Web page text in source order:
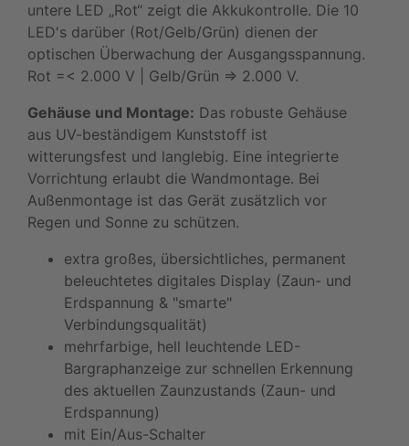
untere LED „Rot“ zeigt die Akkukontrolle. Die 10
LED's darüber (Rot/Gelb/Grün) dienen der
optischen Überwachung der Ausgangsspannung.
Rot =< 2.000 V | Gelb/Grün => 2.000 V.
Gehäuse und Montage: Das robuste Gehäuse
aus UV-beständigem Kunststoff ist
witterungsfest und langlebig. Eine integrierte
Vorrichtung erlaubt die Wandmontage. Bei
Außenmontage ist das Gerät zusätzlich vor
Regen und Sonne zu schützen.
extra großes, übersichtliches, permanent
beleuchtetes digitales Display (Zaun- und
Erdspannung & "smarte"
Verbindungsqualität)
mehrfarbige, hell leuchtende LED-
Bargraphanzeige zur schnellen Erkennung
des aktuellen Zaunzustands (Zaun- und
Erdspannung)
mit Ein/Aus-Schalter